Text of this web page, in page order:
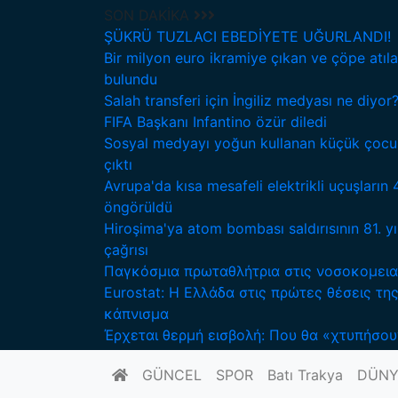
SON DAKİKA
ŞÜKRÜ TUZLACI EBEDİYETE UĞURLANDI!
Bir milyon euro ikramiye çıkan ve çöpe
bulundu
Salah transferi için İngiliz medyası ne diyor?
FIFA Başkanı Infantino özür diledi
Sosyal medyayı yoğun kullanan küçük
çıktı
Avrupa'da kısa mesafeli elektrikli uçuşların
öngörüldü
Hiroşima'ya atom bombası saldırısının 81.
çağrısı
Παγκόσμια πρωταθλήτρια στις
Eurostat: Η Ελλάδα στις πρώτες θέσεις
κάπνισμα
Έρχεται θερμή εισβολή: Που θα
GÜNCEL SPOR Batı Trakya
AnasayfaDÜNYAOtobandaki toprak
DÜNYA
Giriş Tarihi : 01-12-2022 09:54
Otobandaki
kayıp
Brezilya’da bir otobanda toprak